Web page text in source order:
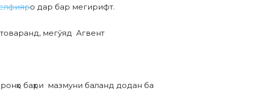
о дар бар мегирифт.
мегӯяд Агвент
баҳри мазмуни баланд додан ба